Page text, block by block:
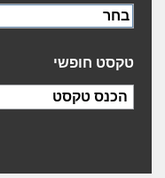
בחר
טקסט חופשי
הכנס טקסט